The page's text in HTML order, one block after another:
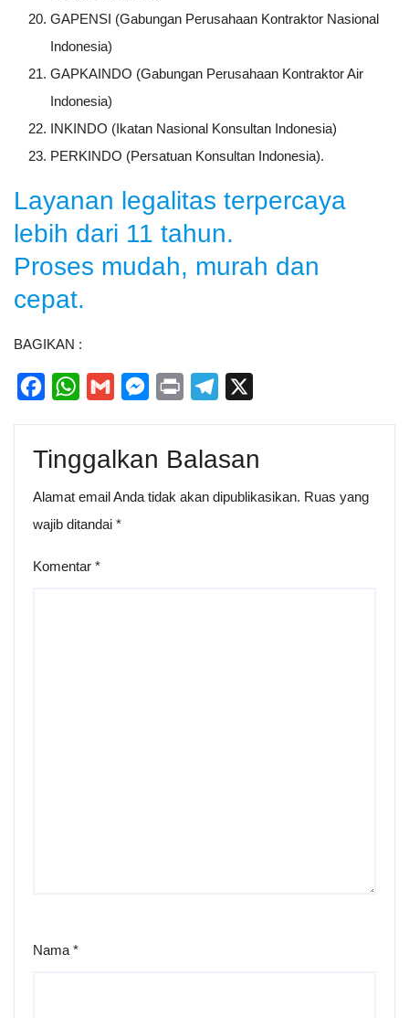
GAPENSI (Gabungan Perusahaan Kontraktor Nasional
Indonesia)
GAPKAINDO (Gabungan Perusahaan Kontraktor Air
Indonesia)
INKINDO (Ikatan Nasional Konsultan Indonesia)
PERKINDO (Persatuan Konsultan Indonesia).
Layanan legalitas terpercaya
lebih dari 11 tahun.
Proses mudah, murah dan
cepat.
BAGIKAN :
FacebookWhatsApp
Gmail Messenger
Print Telegram
Tinggalkan Balasan
Alamat email Anda tidak akan dipublikasikan. Ruas yang
wajib ditandai *
Komentar *
Nama *